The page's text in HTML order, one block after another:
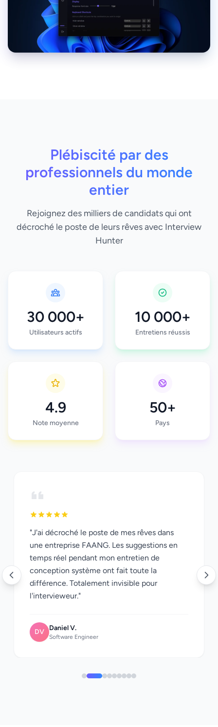
Plébiscité par des
professionnels du monde
entier
Rejoignez des milliers de candidats qui ont
décroché le poste de leurs rêves avec Interview
Hunter
30 000+
Utilisateurs actifs
10 000+
Entretiens réussis
4.9
Note moyenne
50+
Pays
"J'ai décroché le poste de mes rêves dans
une entreprise FAANG. Les suggestions en
temps réel pendant mon entretien de
conception système ont fait toute la
différence. Totalement invisible pour
l'intervieweur."
DV Daniel V.
Software Engineer